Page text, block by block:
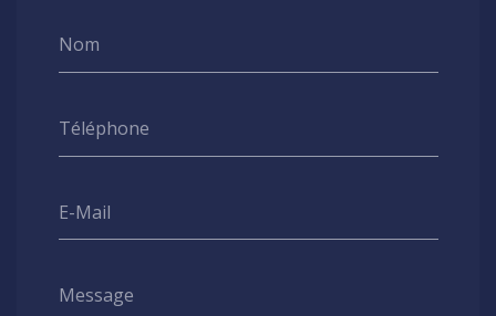
Nom
Téléphone
E-Mail
Message